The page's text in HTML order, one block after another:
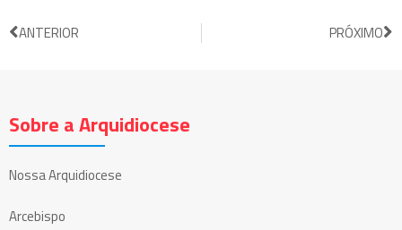
ANTERIOR PRÓXIMO
Sobre a Arquidiocese
Nossa Arquidiocese
Arcebispo